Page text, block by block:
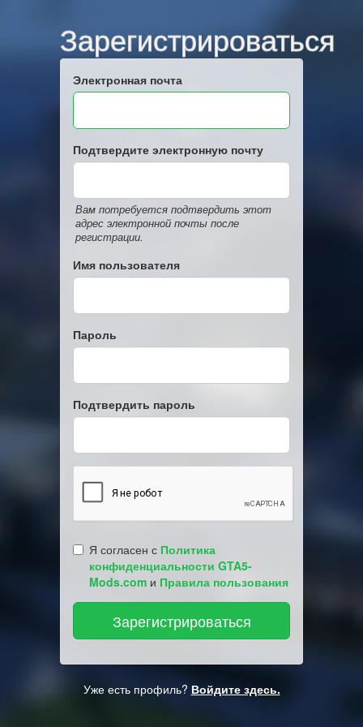
Зарегистрироваться
Электронная почта
Подтвердите электронную почту
Вам потребуется подтвердить этот
адрес электронной почты после
регистрации.
Имя пользователя
Пароль
Подтвердить пароль
Я согласен с Политика
конфиденциальности GTA5-
Mods.com и Правила пользования
Уже есть профиль? Войдите здесь.